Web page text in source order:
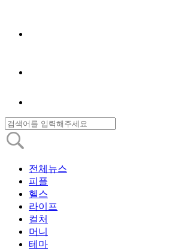
전체뉴스
피플
헬스
라이프
컬처
머니
테마